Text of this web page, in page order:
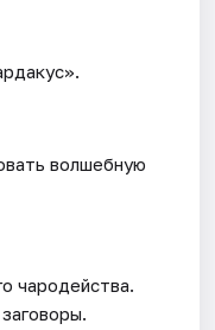
волшебную
чародейства.